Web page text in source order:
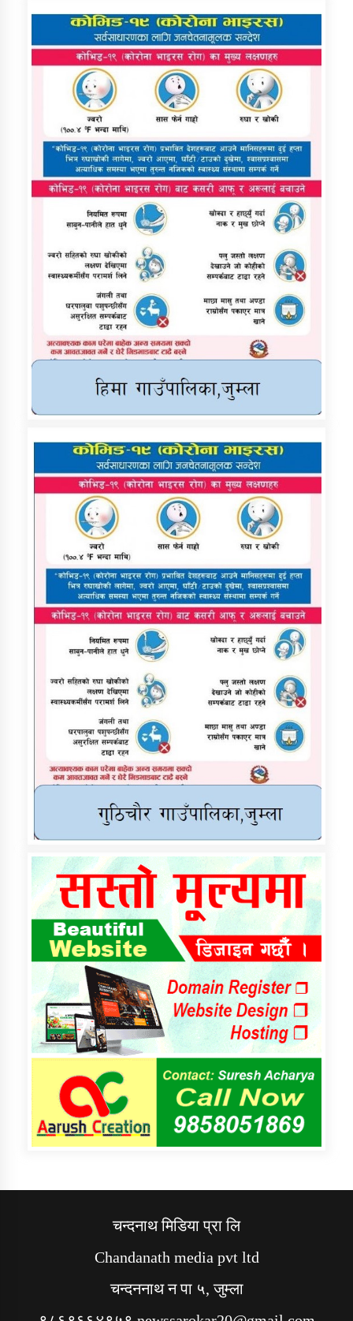
चन्दनाथ मिडिया प्रा लि
Chandanath media pvt ltd
चन्दननाथ न पा ५, जुम्ला